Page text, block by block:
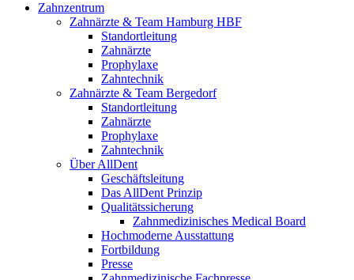
Zahnzentrum
Zahnärzte & Team Hamburg HBF
Standortleitung
Zahnärzte
Prophylaxe
Zahntechnik
Zahnärzte & Team Bergedorf
Standortleitung
Zahnärzte
Prophylaxe
Zahntechnik
Über AllDent
Geschäftsleitung
Das AllDent Prinzip
Qualitätssicherung
Zahnmedizinisches Medical Board
Hochmoderne Ausstattung
Fortbildung
Presse